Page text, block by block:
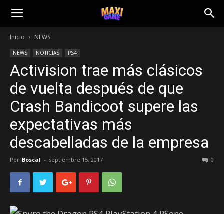
Inicio NEWS
NEWS NOTICIAS PS4
Activision trae más clásicos
de vuelta después de que
Crash Bandicoot supere las
expectativas más
descabelladas de la empresa
Por Boscal - septiembre 15, 2017 0